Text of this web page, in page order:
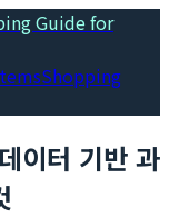
Guide for
Shopping
이터 기반 과